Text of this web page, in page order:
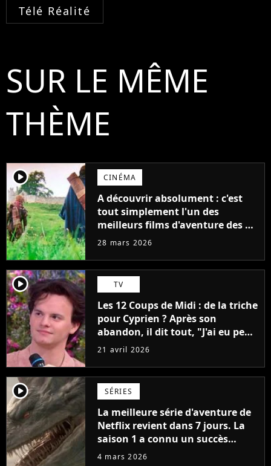
Télé Réalité
SUR LE MÊME
THÈME
player2 CINÉMA
A découvrir absolument : c'est
tout simplement l'un des
meilleurs films d'aventure des 40
dernières années
28 mars 2026
player2 TV
Les 12 Coups de Midi : de la triche
pour Cyprien ? Après son
abandon, il dit tout, "J'ai eu peur
que la production..."
21 avril 2026
player2 SÉRIES
La meilleure série d'aventure de
Netflix revient dans 7 jours. La
saison 1 a connu un succès
retentissant avec 104 millions de
4 mars 2026